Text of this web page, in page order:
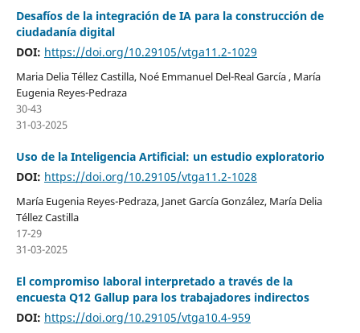
Desafíos de la integración de IA para la construcción de
ciudadanía digital
DOI: https://doi.org/10.29105/vtga11.2-1029
Maria Delia Téllez Castilla, Noé Emmanuel Del-Real García , María
Eugenia Reyes-Pedraza
30-43
31-03-2025
Uso de la Inteligencia Artificial: un estudio exploratorio
DOI: https://doi.org/10.29105/vtga11.2-1028
María Eugenia Reyes-Pedraza, Janet García González, María Delia
Téllez Castilla
17-29
31-03-2025
El compromiso laboral interpretado a través de la
encuesta Q12 Gallup para los trabajadores indirectos
DOI: https://doi.org/10.29105/vtga10.4-959